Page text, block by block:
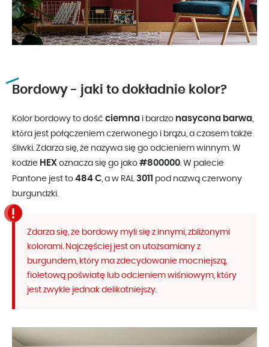
Bordowy - jaki to dokładnie kolor?
Kolor bordowy to dość ciemna i bardzo nasycona barwa,
która jest połączeniem czerwonego i brązu, a czasem także
śliwki. Zdarza się, że nazywa się go odcieniem winnym. W
kodzie HEX oznacza się go jako #800000. W palecie
Pantone jest to 484 C, a w RAL 3011 pod nazwą czerwony
burgundzki.
Zdarza się, że bordowy myli się z innymi, zbliżonymi
kolorami. Najczęściej jest on utożsamiany z
burgundem, który ma zdecydowanie mocniejszą,
fioletową poświatę lub odcieniem wiśniowym, który
jest zwykle jednak delikatniejszy.